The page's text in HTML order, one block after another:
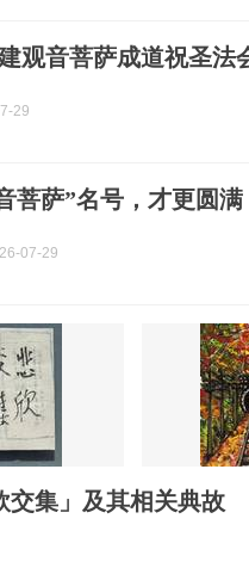
观音菩萨成道祝圣法
29
菩萨”名号，才更圆满
07-29
交集」及其相关典故